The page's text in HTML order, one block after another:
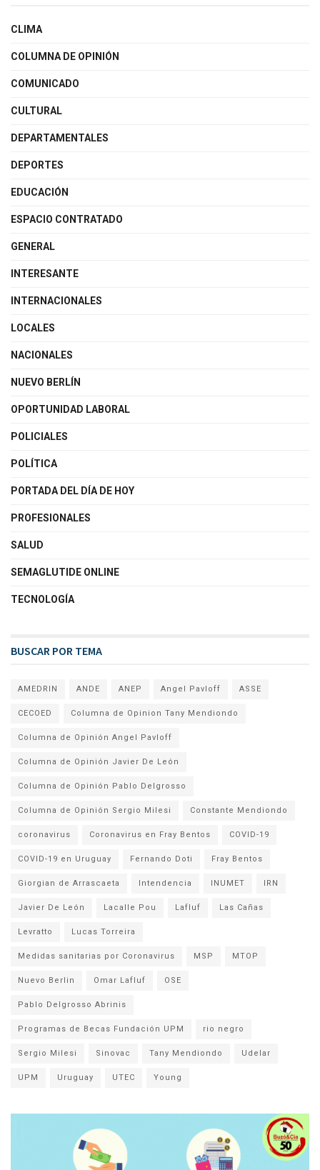
CLIMA
COLUMNA DE OPINIÓN
COMUNICADO
CULTURAL
DEPARTAMENTALES
DEPORTES
EDUCACIÓN
ESPACIO CONTRATADO
GENERAL
INTERESANTE
INTERNACIONALES
LOCALES
NACIONALES
NUEVO BERLÍN
OPORTUNIDAD LABORAL
POLICIALES
POLÍTICA
PORTADA DEL DÍA DE HOY
PROFESIONALES
SALUD
SEMAGLUTIDE ONLINE
TECNOLOGÍA
BUSCAR POR TEMA
AMEDRIN ANDE ANEP Angel Pavloff ASSE
CECOED Columna de Opinion Tany Mendiondo
Columna de Opinión Angel Pavloff
Columna de Opinión Javier De León
Columna de Opinión Pablo Delgrosso
Columna de Opinión Sergio Milesi Constante Mendiondo
coronavirus Coronavirus en Fray Bentos COVID-19
COVID-19 en Uruguay Fernando Doti Fray Bentos
Giorgian de Arrascaeta Intendencia INUMET IRN
Javier De León Lacalle Pou Lafluf Las Cañas
Levratto Lucas Torreira
Medidas sanitarias por Coronavirus MSP MTOP
Nuevo Berlin Omar Lafluf OSE
Pablo Delgrosso Abrinis
Programas de Becas Fundación UPM rio negro
Sergio Milesi Sinovac Tany Mendiondo Udelar
UPM Uruguay UTEC Young